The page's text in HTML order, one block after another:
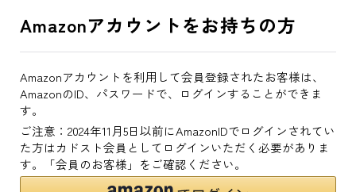
Amazonアカウントをお持ちの方
Amazonアカウントを利用して会員登録されたお客様は、
AmazonのID、パスワードで、ログインすることができま
す。
ご注意：2024年11月5日以前にAmazonIDでログインされてい
た方はカドスト会員としてログインいただく必要がありま
す。「会員のお客様」をご確認ください。